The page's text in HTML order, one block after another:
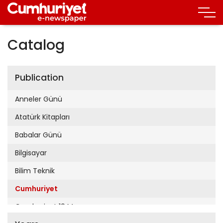
Catalog
Publication
Anneler Günü
Atatürk Kitapları
Babalar Günü
Bilgisayar
Bilim Teknik
Cumhuriyet
Cumhuriyet 19 Mayıs